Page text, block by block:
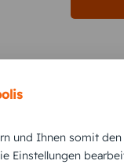
und Ihnen somit
Einstellungen